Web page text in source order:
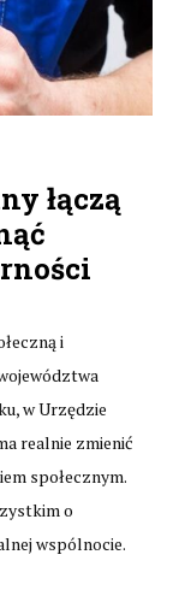
łączą
i
w Urzędzie
realnie zmienić
społecznym.
o
wspólnocie.